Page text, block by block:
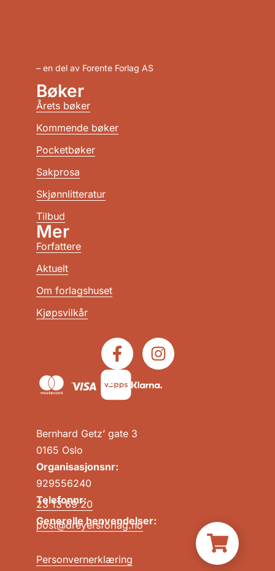
– en del av Forente Forlag AS
Bernhard Getz’ gate 3
0165 Oslo
Organisasjonsnr:
929556240
Telefonnr:
23 13 69 20
Generelle henvendelser:
post@dreyersforlag.no
Personvernerklæring
Bøker
Årets bøker
Kommende bøker
Pocketbøker
Sakprosa
Skjønnlitteratur
Tilbud
Mer
Forfattere
Aktuelt
Om forlagshuset
Kjøpsvilkår